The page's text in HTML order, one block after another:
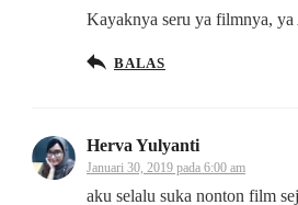
Kayaknya seru ya filmnya,
BALAS
Herva Yulyanti
Januari 30, 2019 pada 6:00 am
aku selalu suka nonton film